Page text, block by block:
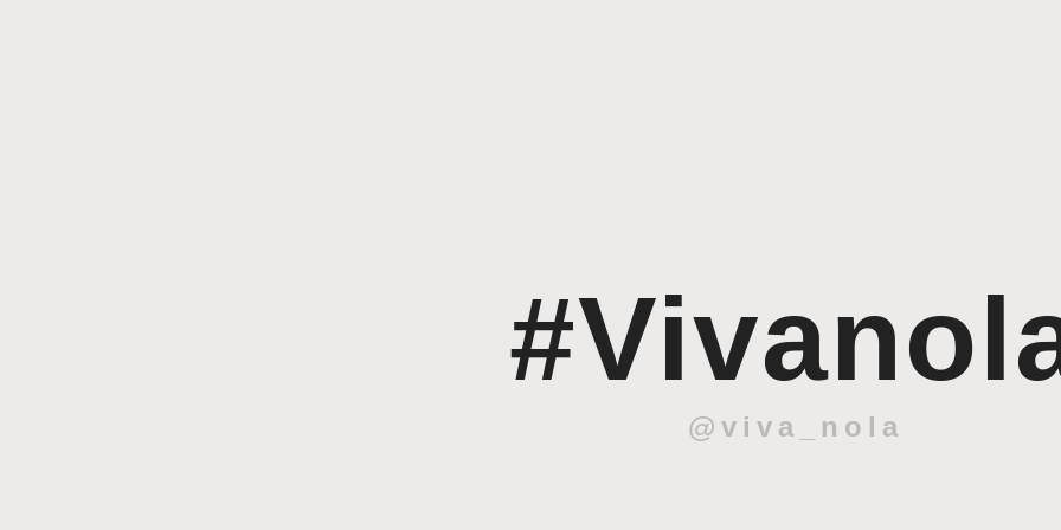
@viva_nola